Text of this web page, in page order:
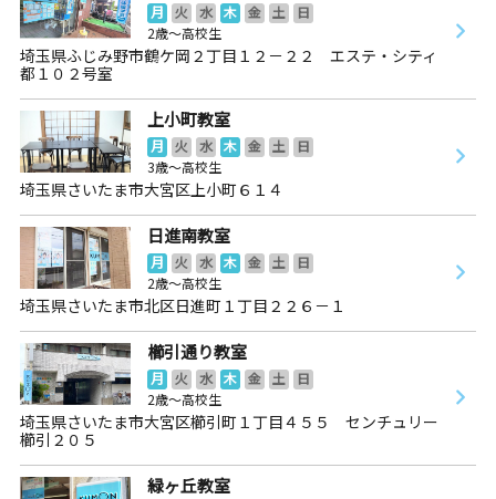
月 火 水 木 金 土
日
2歳～高校生
埼玉県ふじみ野市鶴ケ岡２丁目１２－２２ エステ・シティ
都１０２号室
上小町教室
月 火 水 木 金 土
日
3歳～高校生
埼玉県さいたま市大宮区上小町６１４
日進南教室
月 火 水 木 金 土
日
2歳～高校生
埼玉県さいたま市北区日進町１丁目２２６－１
櫛引通り教室
月 火 水 木 金 土
日
2歳～高校生
埼玉県さいたま市大宮区櫛引町１丁目４５５ センチュリー
櫛引２０５
緑ヶ丘教室